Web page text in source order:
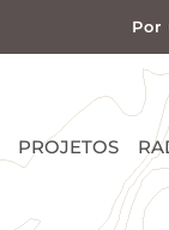
Por
PROJETOS